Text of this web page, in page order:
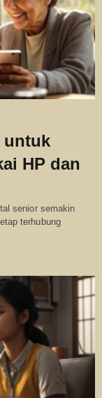
untuk
HP dan
senior semakin
terhubung